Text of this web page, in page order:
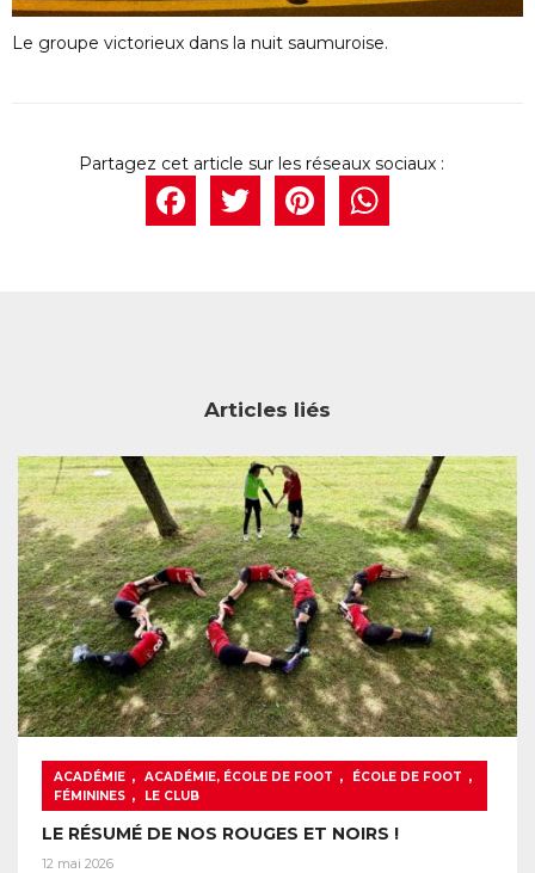
Le groupe victorieux dans la nuit saumuroise.
Facebook
Twitter
Articles liés
ACADÉMIE , ACADÉMIE, ÉCOLE DE FOOT , ÉCOLE DE FOOT ,
FÉMININES , LE CLUB
LE RÉSUMÉ DE NOS ROUGES ET NOIRS !
12 mai 2026